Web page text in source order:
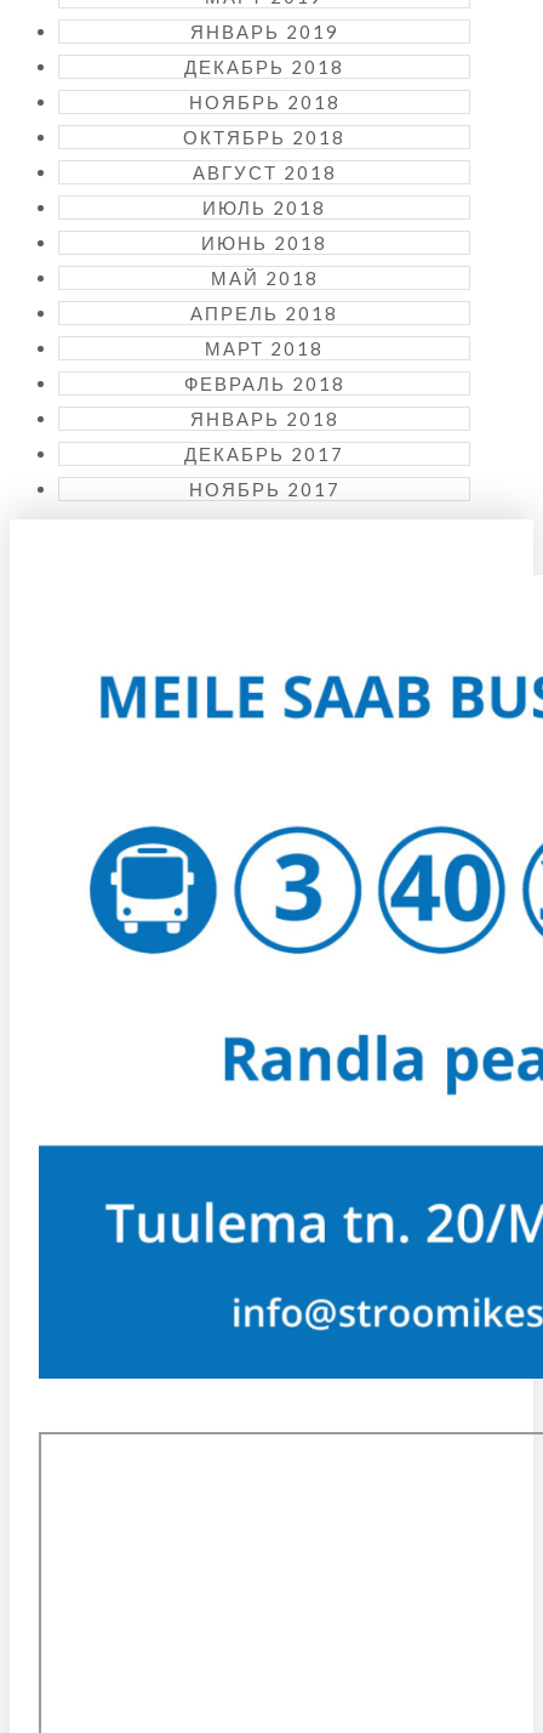
ЯНВАРЬ 2019
ДЕКАБРЬ 2018
НОЯБРЬ 2018
ОКТЯБРЬ 2018
АВГУСТ 2018
ИЮЛЬ 2018
ИЮНЬ 2018
МАЙ 2018
АПРЕЛЬ 2018
МАРТ 2018
ФЕВРАЛЬ 2018
ЯНВАРЬ 2018
ДЕКАБРЬ 2017
НОЯБРЬ 2017